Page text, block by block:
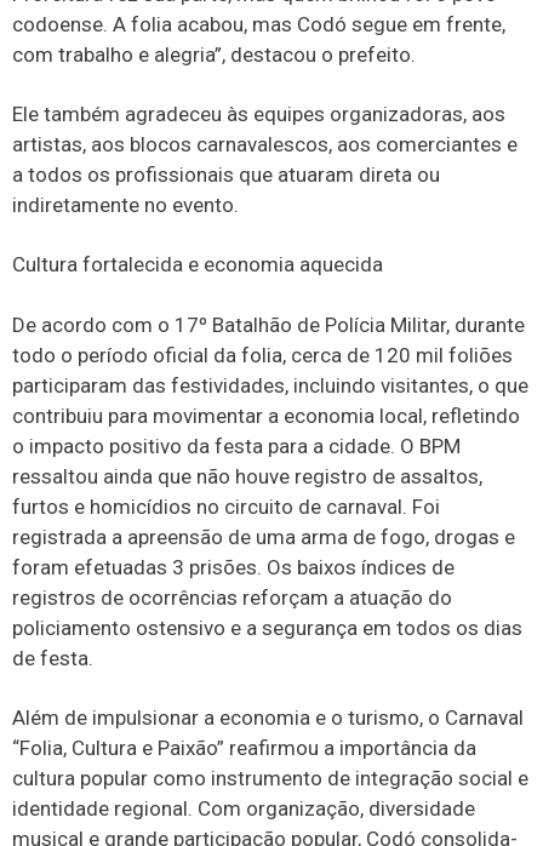
codoense. A folia acabou, mas Codó segue em frente,
com trabalho e alegria”, destacou o prefeito.
Ele também agradeceu às equipes organizadoras, aos
artistas, aos blocos carnavalescos, aos comerciantes e
a todos os profissionais que atuaram direta ou
indiretamente no evento.
Cultura fortalecida e economia aquecida
De acordo com o 17º Batalhão de Polícia Militar, durante
todo o período oficial da folia, cerca de 120 mil foliões
participaram das festividades, incluindo visitantes, o que
contribuiu para movimentar a economia local, refletindo
o impacto positivo da festa para a cidade. O BPM
ressaltou ainda que não houve registro de assaltos,
furtos e homicídios no circuito de carnaval. Foi
registrada a apreensão de uma arma de fogo, drogas e
foram efetuadas 3 prisões. Os baixos índices de
registros de ocorrências reforçam a atuação do
policiamento ostensivo e a segurança em todos os dias
de festa.
Além de impulsionar a economia e o turismo, o Carnaval
“Folia, Cultura e Paixão” reafirmou a importância da
cultura popular como instrumento de integração social e
identidade regional. Com organização, diversidade
musical e grande participação popular, Codó consolida-